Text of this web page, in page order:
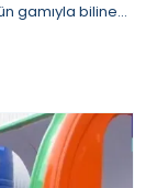
gamıyla bilinen